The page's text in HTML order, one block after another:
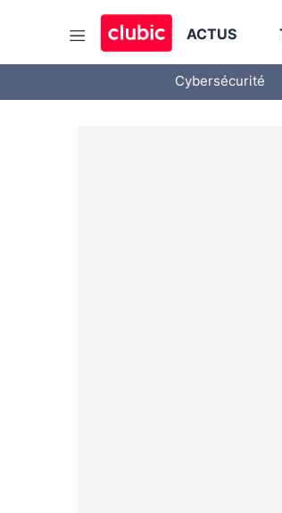
ACTUS
Cybersécurité